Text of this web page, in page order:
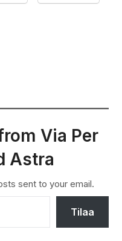
Via Per
Astra
sent to your email.
Tilaa